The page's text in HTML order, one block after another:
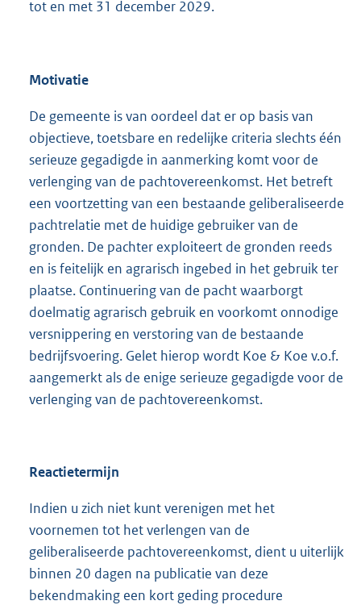
tot en met 31 december 2029.
Motivatie
De gemeente is van oordeel dat er op basis van
objectieve, toetsbare en redelijke criteria slechts één
serieuze gegadigde in aanmerking komt voor de
verlenging van de pachtovereenkomst. Het betreft
een voortzetting van een bestaande geliberaliseerde
pachtrelatie met de huidige gebruiker van de
gronden. De pachter exploiteert de gronden reeds
en is feitelijk en agrarisch ingebed in het gebruik ter
plaatse. Continuering van de pacht waarborgt
doelmatig agrarisch gebruik en voorkomt onnodige
versnippering en verstoring van de bestaande
bedrijfsvoering. Gelet hierop wordt Koe & Koe v.o.f.
aangemerkt als de enige serieuze gegadigde voor de
verlenging van de pachtovereenkomst.
Reactietermijn
Indien u zich niet kunt verenigen met het
voornemen tot het verlengen van de
geliberaliseerde pachtovereenkomst, dient u uiterlijk
binnen 20 dagen na publicatie van deze
bekendmaking een kort geding procedure